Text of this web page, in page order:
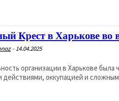
Крест в Харькове
- 14.04.2025
организации в Харькове была
действиями, оккупацией и